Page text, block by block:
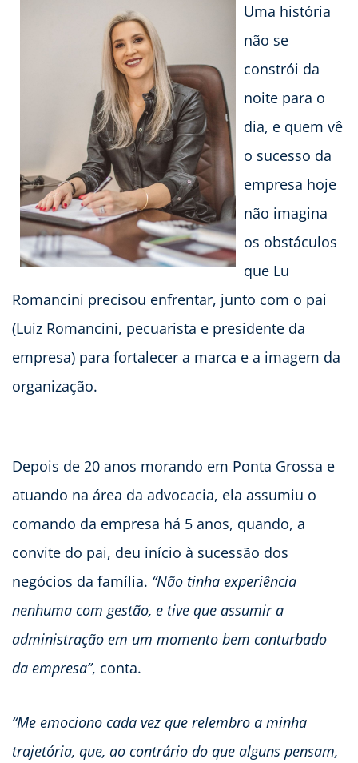
Uma história
não se
constrói da
noite para o
dia, e quem vê
o sucesso da
empresa hoje
não imagina
os obstáculos
que Lu
Romancini precisou enfrentar, junto com o pai
(Luiz Romancini, pecuarista e presidente da
empresa) para fortalecer a marca e a imagem da
organização.
Depois de 20 anos morando em Ponta Grossa e
atuando na área da advocacia, ela assumiu o
comando da empresa há 5 anos, quando, a
convite do pai, deu início à sucessão dos
negócios da família. “Não tinha experiência
nenhuma com gestão, e tive que assumir a
administração em um momento bem conturbado
da empresa”, conta.
“Me emociono cada vez que relembro a minha
trajetória, que, ao contrário do que alguns pensam,